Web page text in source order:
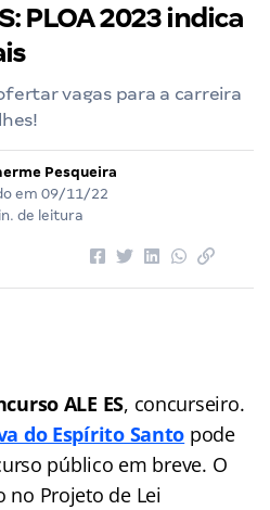
PLOA 2023 indica
vagas para a carreira
Pesqueira
em 09/11/22
de leitura
ALE ES, concurseiro.
do Espírito Santo pode
público em breve. O
no Projeto de Lei